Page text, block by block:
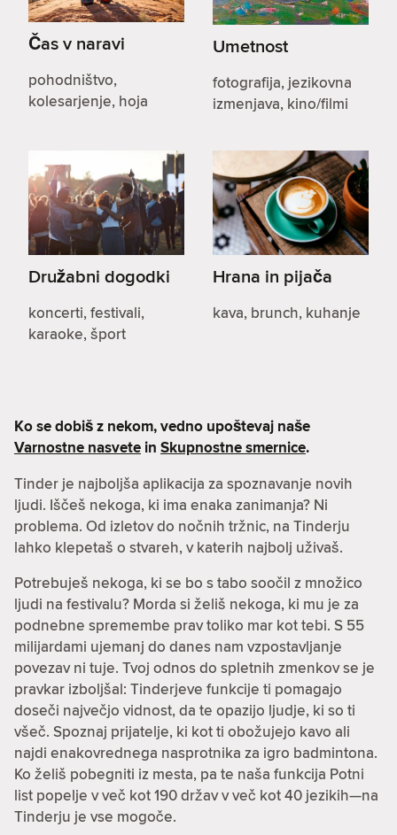
Čas v naravi
pohodništvo,
kolesarjenje, hoja
Umetnost
fotografija, jezikovna
izmenjava, kino/filmi
Družabni dogodki
koncerti, festivali,
karaoke, šport
Hrana in pijača
kava, brunch, kuhanje
Ko se dobiš z nekom, vedno upoštevaj naše
Varnostne nasvete in Skupnostne smernice.
Tinder je najboljša aplikacija za spoznavanje novih
ljudi. Iščeš nekoga, ki ima enaka zanimanja? Ni
problema. Od izletov do nočnih tržnic, na Tinderju
lahko klepetaš o stvareh, v katerih najbolj uživaš.
Potrebuješ nekoga, ki se bo s tabo soočil z množico
ljudi na festivalu? Morda si želiš nekoga, ki mu je za
podnebne spremembe prav toliko mar kot tebi. S 55
milijardami ujemanj do danes nam vzpostavljanje
povezav ni tuje. Tvoj odnos do spletnih zmenkov se je
pravkar izboljšal: Tinderjeve funkcije ti pomagajo
doseči največjo vidnost, da te opazijo ljudje, ki so ti
všeč. Spoznaj prijatelje, ki kot ti obožujejo kavo ali
najdi enakovrednega nasprotnika za igro badmintona.
Ko želiš pobegniti iz mesta, pa te naša funkcija Potni
list popelje v več kot 190 držav v več kot 40 jezikih—na
Tinderju je vse mogoče.